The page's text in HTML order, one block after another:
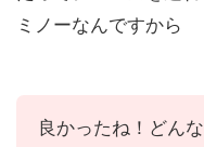
ミノーなんですから
良かったね！どん